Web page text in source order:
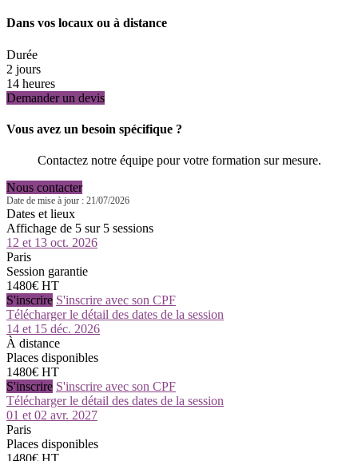
Dans vos locaux ou à distance
Durée
2 jours
14 heures
Demander un devis
Vous avez un besoin spécifique ?
Contactez notre équipe pour votre formation sur mesure.
Nous contacter
Date de mise à jour : 21/07/2026
Dates et lieux
Affichage de 5 sur 5 sessions
12 et 13 oct. 2026
Paris
Session garantie
1480€ HT
S'inscrire S'inscrire avec son CPF
Télécharger le détail des dates de la session
14 et 15 déc. 2026
À distance
Places disponibles
1480€ HT
S'inscrire S'inscrire avec son CPF
Télécharger le détail des dates de la session
01 et 02 avr. 2027
Paris
Places disponibles